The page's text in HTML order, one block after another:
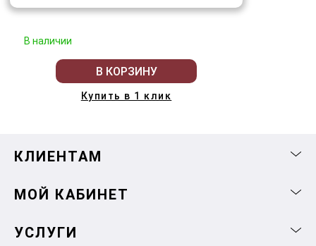
В наличии
В КОРЗИНУ
Купить в 1 клик
КЛИЕНТАМ
МОЙ КАБИНЕТ
УСЛУГИ